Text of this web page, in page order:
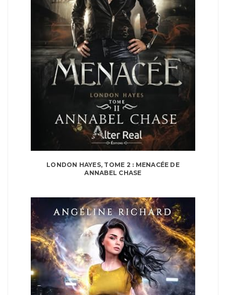
LONDON HAYES, TOME 2 : MENACÉE DE
ANNABEL CHASE